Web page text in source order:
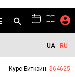
UA RU
Курс Биткоин: $64625